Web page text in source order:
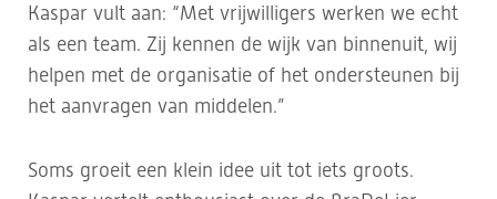
Kaspar vult aan: “Met vrijwilligers werken we echt
als een team. Zij kennen de wijk van binnenuit, wij
helpen met de organisatie of het ondersteunen bij
het aanvragen van middelen.”
Soms groeit een klein idee uit tot iets groots.